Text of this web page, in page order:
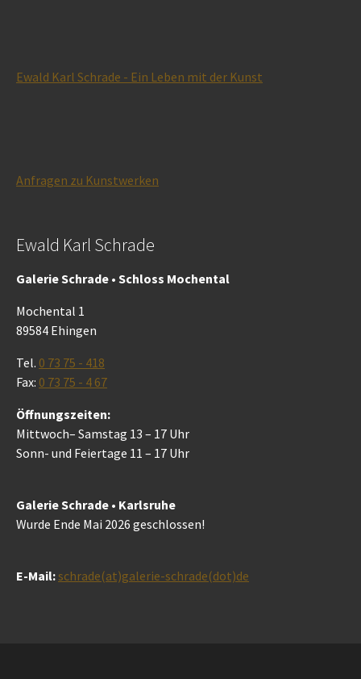
Ewald Karl Schrade - Ein Leben mit der Kunst
Anfragen zu Kunstwerken
Ewald Karl Schrade
Galerie Schrade • Schloss Mochental
Mochental 1
89584 Ehingen
Tel. 0 73 75 - 418
Fax: 0 73 75 - 4 67
Öffnungszeiten:
Mittwoch– Samstag 13 – 17 Uhr
Sonn- und Feiertage 11 – 17 Uhr
Galerie Schrade • Karlsruhe
Wurde Ende Mai 2026 geschlossen!
E-Mail:schrade(at)galerie-schrade(dot)de